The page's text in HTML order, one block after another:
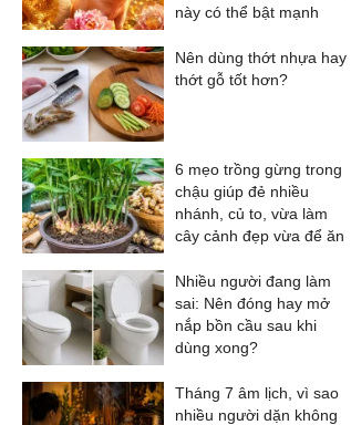
này có thể bật mạnh
Nên dùng thớt nhựa hay
thớt gỗ tốt hơn?
6 mẹo trồng gừng trong
chậu giúp đẻ nhiều
nhánh, củ to, vừa làm
cây cảnh đẹp vừa để ăn
Nhiều người đang làm
sai: Nên đóng hay mở
nắp bồn cầu sau khi
dùng xong?
Tháng 7 âm lịch, vì sao
nhiều người dặn không